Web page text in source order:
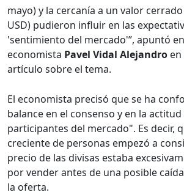
mayo) y la cercanía a un valor cerrado
USD) pudieron influir en las
'sentimiento del mercado'”, apuntó
economista Pavel Vidal Alejandro
artículo sobre el tema.
El economista precisó que se ha
balance en el consenso y en la actitud
participantes del mercado". Es decir,
creciente de personas empezó a
precio de las divisas estaba
por vender antes de una posible
la oferta.